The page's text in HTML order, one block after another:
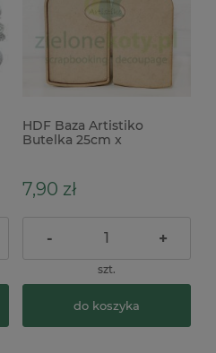
HDF Baza Artistiko
Butelka 25cm x
7,90 zł
- +
szt.
do koszyka